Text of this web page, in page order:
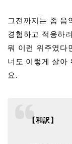
그전까지는 좀 음
경험하고 적응하
뭐 이런 위주였다
너도 이렇게 살아
요.
【和訳】